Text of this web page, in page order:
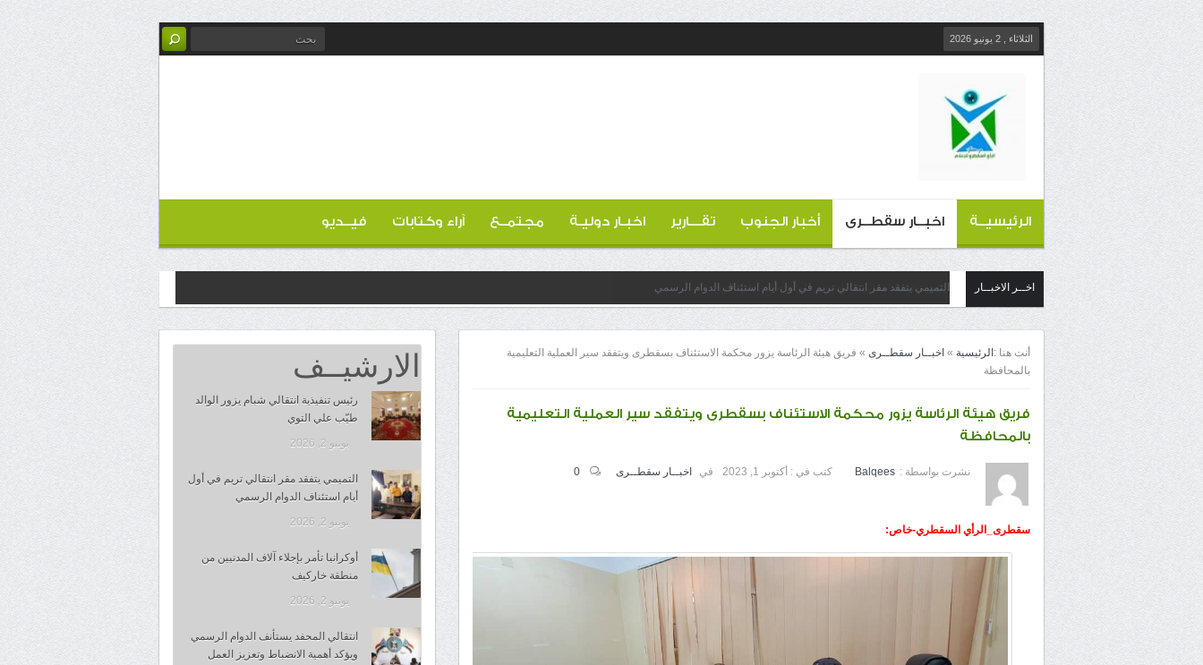
الثلاثاء , 2 يونيو 2026
الرئيسيــة اخبــار سقطــرى أخبار الجنوب تقـــارير اخبـار دوليـة مجتمــع آراء وكتابات فيــديو
اخــر الاخبــار التميمي يتفقد مقر انتقالي تريم في أول أيام استئناف الدوام الرسمي
أنت هنا : الرئيسية » اخبــار سقطــرى » فريق هيئة الرئاسة يزور محكمة الاستئناف بسقطرى ويتفقد سير العملية التعليمية
بالمحافظة
فريق هيئة الرئاسة يزور محكمة الاستئناف بسقطرى ويتفقد سير العملية التعليمية
بالمحافظة
نشرت بواسطة : Balqees كتب في : أكتوبر 1, 2023 في اخبــار سقطــرى 0
سقطرى_الرأي السقطري-خاص:
الارشيــف
رئيس تنفيذية انتقالي شبام يزور الوالد
طيّب علي التوي
يونيو 2, 2026
التميمي يتفقد مقر انتقالي تريم في أول
أيام استئناف الدوام الرسمي
يونيو 2, 2026
أوكرانيا تأمر بإجلاء آلاف المدنيين من
منطقة خاركيف
يونيو 2, 2026
انتقالي المحفد يستأنف الدوام الرسمي
ويؤكد أهمية الانضباط وتعزيز العمل